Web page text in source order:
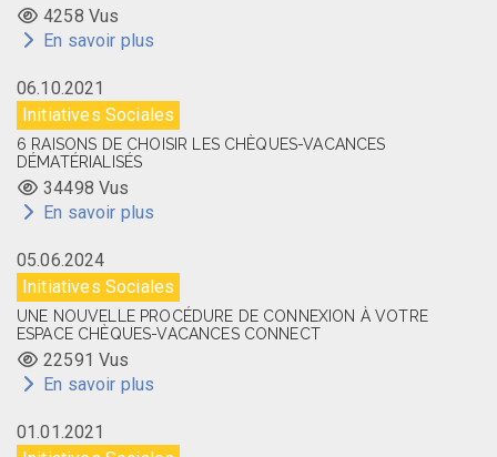
4258 Vus
En savoir plus
06.10.2021
Initiatives Sociales
6 RAISONS DE CHOISIR LES CHÈQUES-VACANCES
DÉMATÉRIALISÉS
34498 Vus
En savoir plus
05.06.2024
Initiatives Sociales
UNE NOUVELLE PROCÉDURE DE CONNEXION À VOTRE
ESPACE CHÈQUES-VACANCES CONNECT
22591 Vus
En savoir plus
01.01.2021